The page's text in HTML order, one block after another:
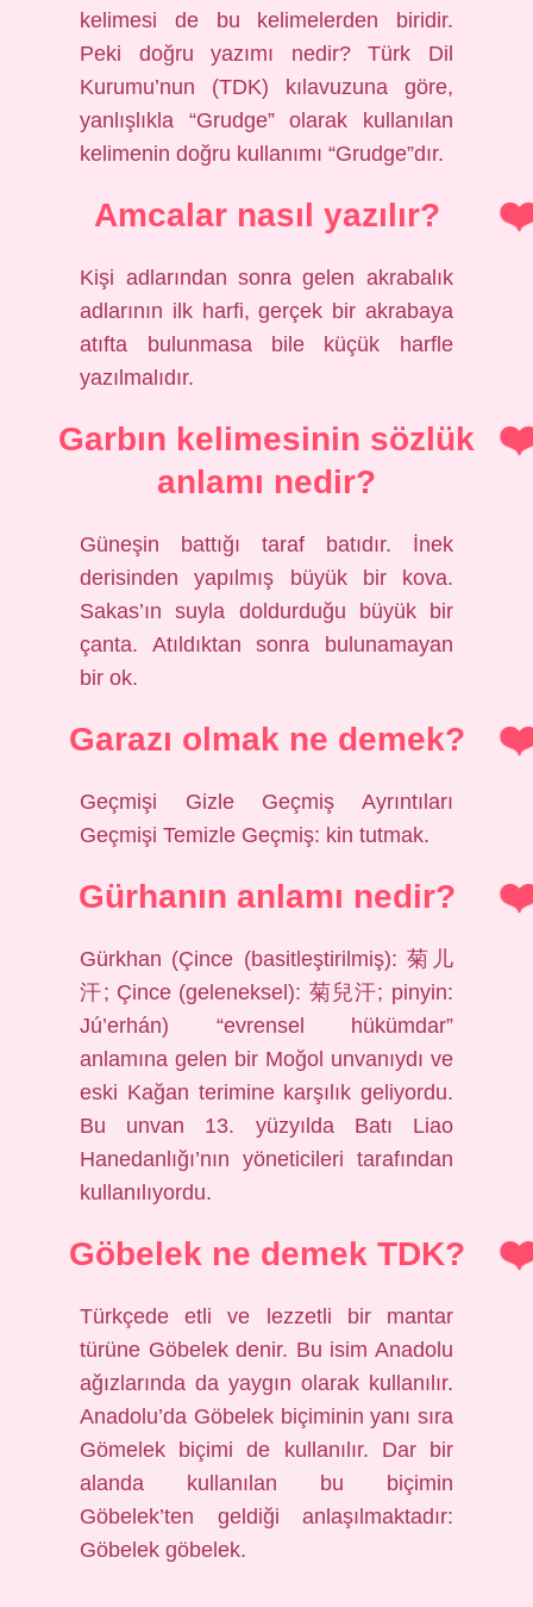
kelimesi de bu kelimelerden biridir.
Peki doğru yazımı nedir? Türk Dil
Kurumu’nun (TDK) kılavuzuna göre,
yanlışlıkla “Grudge” olarak kullanılan
kelimenin doğru kullanımı “Grudge”dır.
Amcalar nasıl yazılır?
Kişi adlarından sonra gelen akrabalık
adlarının ilk harfi, gerçek bir akrabaya
atıfta bulunmasa bile küçük harfle
yazılmalıdır.
Garbın kelimesinin sözlük
anlamı nedir?
Güneşin battığı taraf batıdır. İnek
derisinden yapılmış büyük bir kova.
Sakas’ın suyla doldurduğu büyük bir
çanta. Atıldıktan sonra bulunamayan
bir ok.
Garazı olmak ne demek?
Geçmişi Gizle Geçmiş Ayrıntıları
Geçmişi Temizle Geçmiş: kin tutmak.
Gürhanın anlamı nedir?
Gürkhan (Çince (basitleştirilmiş): 菊儿
汗; Çince (geleneksel): 菊兒汗; pinyin:
Jú’erhán) “evrensel hükümdar”
anlamına gelen bir Moğol unvanıydı ve
eski Kağan terimine karşılık geliyordu.
Bu unvan 13. yüzyılda Batı Liao
Hanedanlığı’nın yöneticileri tarafından
kullanılıyordu.
Göbelek ne demek TDK?
Türkçede etli ve lezzetli bir mantar
türüne Göbelek denir. Bu isim Anadolu
ağızlarında da yaygın olarak kullanılır.
Anadolu’da Göbelek biçiminin yanı sıra
Gömelek biçimi de kullanılır. Dar bir
alanda kullanılan bu biçimin
Göbelek’ten geldiği anlaşılmaktadır:
Göbelek göbelek.